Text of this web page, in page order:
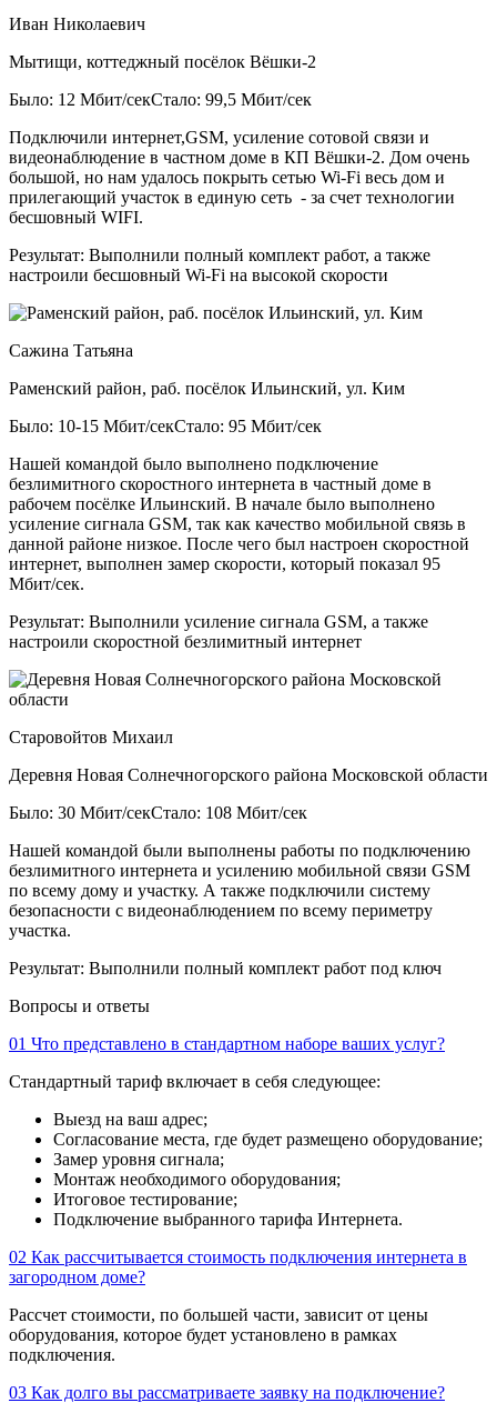
Иван Николаевич
Мытищи, коттеджный посёлок Вёшки-2
Было: 12 Мбит/секСтало: 99,5 Мбит/сек
Подключили интернет,GSM, усиление сотовой связи и
видеонаблюдение в частном доме в КП Вёшки-2. Дом очень
большой, но нам удалось покрыть сетью Wi-Fi весь дом и
прилегающий участок в единую сеть - за счет технологии
бесшовный WIFI.
Результат: Выполнили полный комплект работ, а также
настроили бесшовный Wi-Fi на высокой скорости
Сажина Татьяна
Раменский район, раб. посёлок Ильинский, ул. Ким
Было: 10-15 Мбит/секСтало: 95 Мбит/сек
Нашей командой было выполнено подключение
безлимитного скоростного интернета в частный доме в
рабочем посёлке Ильинский. В начале было выполнено
усиление сигнала GSM, так как качество мобильной связь в
данной районе низкое. После чего был настроен скоростной
интернет, выполнен замер скорости, который показал 95
Мбит/сек.
Результат: Выполнили усиление сигнала GSM, а также
настроили скоростной безлимитный интернет
Старовойтов Михаил
Деревня Новая Солнечногорского района Московской области
Было: 30 Мбит/секСтало: 108 Мбит/сек
Нашей командой были выполнены работы по подключению
безлимитного интернета и усилению мобильной связи GSM
по всему дому и участку. А также подключили систему
безопасности с видеонаблюдением по всему периметру
участка.
Результат: Выполнили полный комплект работ под ключ
Вопросы и ответы
01 Что представлено в стандартном наборе ваших услуг?
Стандартный тариф включает в себя следующее:
Выезд на ваш адрес;
Согласование места, где будет размещено оборудование;
Замер уровня сигнала;
Монтаж необходимого оборудования;
Итоговое тестирование;
Подключение выбранного тарифа Интернета.
02 Как рассчитывается стоимость подключения интернета в
загородном доме?
Рассчет стоимости, по большей части, зависит от цены
оборудования, которое будет установлено в рамках
подключения.
03 Как долго вы рассматриваете заявку на подключение?